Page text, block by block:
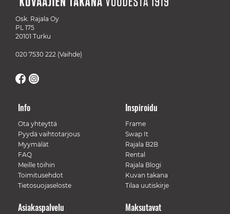
Osk. Rajala Oy
PL 175
20101 Turku
020 7530 222 (Vaihde)
Info
Ota yhteyttä
Pyydä vaihtotarjous
Myymälät
FAQ
Meille töihin
Toimitusehdot
Tietosuojaseloste
Inspiroidu
Frame
Swap It
Rajala B2B
Rental
Rajala Blogi
Kuvan takana
Tilaa uutiskirje
Maksutavat
Asiakaspalvelu